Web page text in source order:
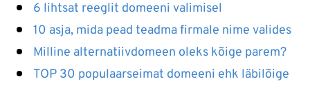
6 lihtsat reeglit domeeni valimisel
10 asja, mida pead teadma firmale nime valides
Milline alternatiivdomeen oleks kõige parem?
TOP 30 populaarseimat domeeni ehk läbilõige